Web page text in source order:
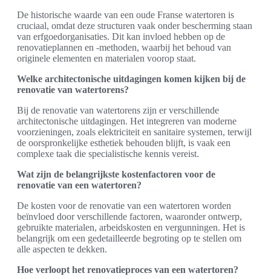
De historische waarde van een oude Franse watertoren is
cruciaal, omdat deze structuren vaak onder bescherming staan
van erfgoedorganisaties. Dit kan invloed hebben op de
renovatieplannen en -methoden, waarbij het behoud van
originele elementen en materialen voorop staat.
Welke architectonische uitdagingen komen kijken bij de
renovatie van watertorens?
Bij de renovatie van watertorens zijn er verschillende
architectonische uitdagingen. Het integreren van moderne
voorzieningen, zoals elektriciteit en sanitaire systemen, terwijl
de oorspronkelijke esthetiek behouden blijft, is vaak een
complexe taak die specialistische kennis vereist.
Wat zijn de belangrijkste kostenfactoren voor de
renovatie van een watertoren?
De kosten voor de renovatie van een watertoren worden
beïnvloed door verschillende factoren, waaronder ontwerp,
gebruikte materialen, arbeidskosten en vergunningen. Het is
belangrijk om een gedetailleerde begroting op te stellen om
alle aspecten te dekken.
Hoe verloopt het renovatieproces van een watertoren?